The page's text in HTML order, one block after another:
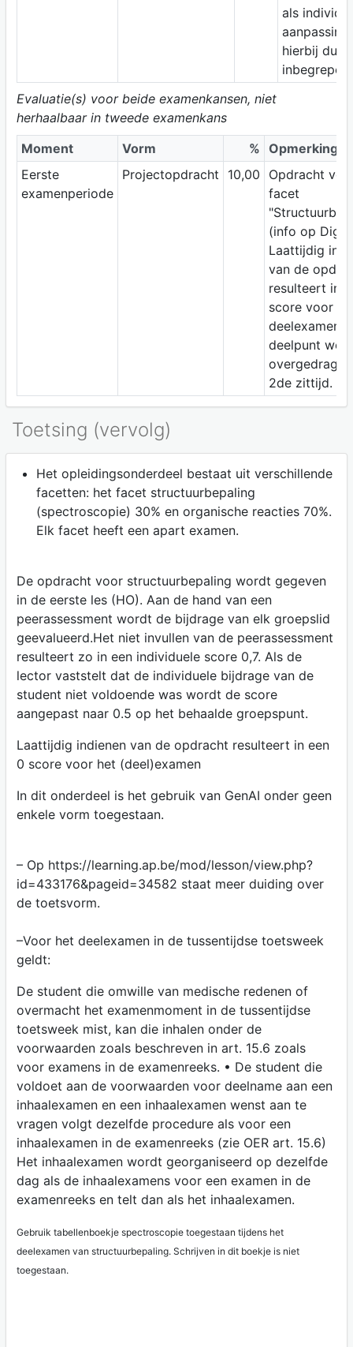
als
aanpassing
hierbij dus
inbegrepen.
Evaluatie(s) voor beide examenkansen, niet
herhaalbaar in tweede examenkans
Moment
Vorm % Opmerking
Eerste
examenperiode
Projectopdracht 10,00
Opdracht
facet
(info op
Laattijdig
van de
resulteert in
score voor
deelexamen.
deelpunt
2de zittijd.
Toetsing (vervolg)
Het opleidingsonderdeel bestaat uit verschillende
facetten: het facet structuurbepaling
(spectroscopie) 30% en organische reacties 70%.
Elk facet heeft een apart examen.
De opdracht voor structuurbepaling wordt gegeven
in de eerste les (HO). Aan de hand van een
peerassessment wordt de bijdrage van elk groepslid
geevalueerd.Het niet invullen van de peerassessment
resulteert zo in een individuele score 0,7. Als de
lector vaststelt dat de individuele bijdrage van de
student niet voldoende was wordt de score
aangepast naar 0.5 op het behaalde groepspunt.
Laattijdig indienen van de opdracht resulteert in een
0 score voor het (deel)examen
In dit onderdeel is het gebruik van GenAI onder geen
enkele vorm toegestaan.
– Op https://learning.ap.be/mod/lesson/view.php?
id=433176&pageid=34582 staat meer duiding over
de toetsvorm.
–Voor het deelexamen in de tussentijdse toetsweek
geldt:
De student die omwille van medische redenen of
overmacht het examenmoment in de tussentijdse
toetsweek mist, kan die inhalen onder de
voorwaarden zoals beschreven in art. 15.6 zoals
voor examens in de examenreeks. • De student die
voldoet aan de voorwaarden voor deelname aan een
inhaalexamen en een inhaalexamen wenst aan te
vragen volgt dezelfde procedure als voor een
inhaalexamen in de examenreeks (zie OER art. 15.6)
Het inhaalexamen wordt georganiseerd op dezelfde
dag als de inhaalexamens voor een examen in de
examenreeks en telt dan als het inhaalexamen.
Gebruik tabellenboekje spectroscopie toegestaan tijdens het
deelexamen van structuurbepaling. Schrijven in dit boekje is niet
toegestaan.